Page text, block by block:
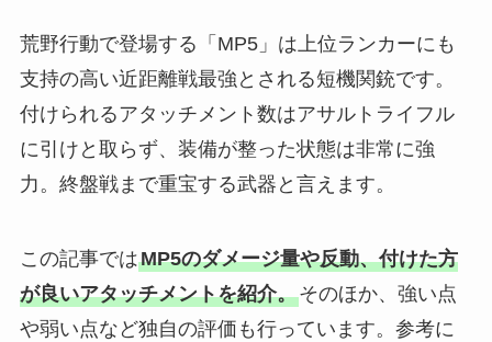
荒野行動で登場する「MP5」は上位ランカーにも
支持の高い近距離戦最強とされる短機関銃です。
付けられるアタッチメント数はアサルトライフル
に引けと取らず、装備が整った状態は非常に強
力。終盤戦まで重宝する武器と言えます。
この記事ではMP5のダメージ量や反動、付けた方
が良いアタッチメントを紹介。そのほか、強い点
や弱い点など独自の評価も行っています。参考に